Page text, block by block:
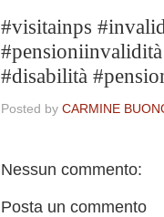
#visitainps
#disabilità
Posted by CARMINE
Nessun commento:
Posta un commento